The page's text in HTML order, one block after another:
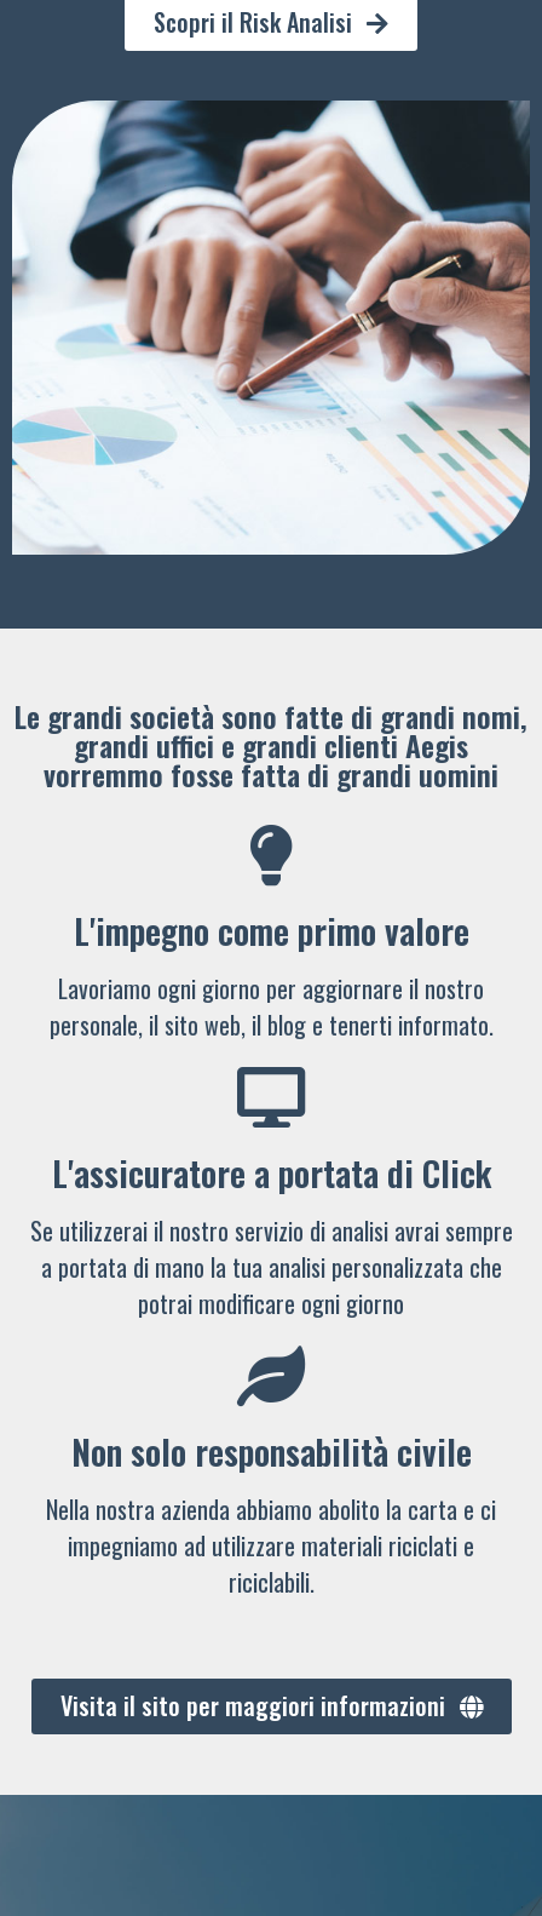
Scopri il Risk Analisi
Le grandi società sono fatte di grandi nomi,
grandi uffici e grandi clienti ​Aegis
vorremmo fosse fatta di grandi uomini
L'impegno come primo valore
Lavoriamo ogni giorno per aggiornare il nostro
personale, il sito web, il blog e tenerti informato.
L'assicuratore a portata di Click
Se utilizzerai il nostro servizio di analisi avrai sempre
a portata di mano la tua analisi personalizzata che
potrai modificare ogni giorno
Non solo responsabilità civile
Nella nostra azienda abbiamo abolito la carta e ci
impegniamo ad utilizzare materiali riciclati e
riciclabili.
Visita il sito per maggiori informazioni